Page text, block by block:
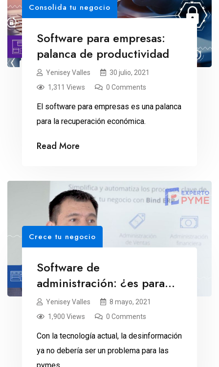
Consolida tu negocio
Software para empresas:
palanca de productividad
Yenisey Valles
30 julio, 2021
1,311 Views
0 Comments
El software para empresas es una palanca
para la recuperación económica.
Read More
Crece tu negocio
Software de
administración: ¿es para
pymes?
Yenisey Valles
8 mayo, 2021
1,900 Views
0 Comments
Con la tecnología actual, la desinformación
ya no debería ser un problema para las